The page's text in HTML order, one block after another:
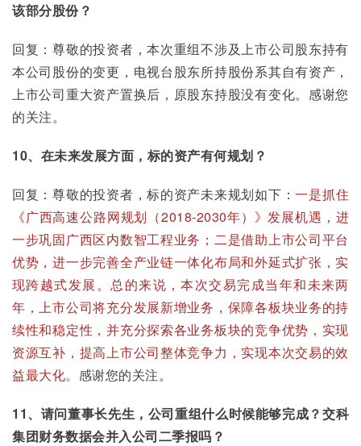
该部分股份？
回复：尊敬的投资者，本次重组不涉及上市公司股东持有
本公司股份的变更，电视台股东所持股份系其自有资产，
上市公司重大资产置换后，原股东持股没有变化。感谢您
的关注。
10、在未来发展方面，标的资产有何规划？
回复：尊敬的投资者，标的资产未来规划如下：一是抓住
《广西高速公路网规划（2018-2030年）》发展机遇，进
一步巩固广西区内数智工程业务；二是借助上市公司平台
优势，进一步完善全产业链一体化布局和外延式扩张，实
现跨越式发展。总的来说，本次交易完成当年和未来两
年，上市公司将充分发展新增业务，保障各板块业务的持
续性和稳定性，并充分探索各业务板块的竞争优势，实现
资源互补，提高上市公司整体竞争力，实现本次交易的效
益最大化。 感谢您的关注。
11、请问董事长先生，公司重组什么时候能够完成？交科
集团财务数据会并入公司二季报吗？